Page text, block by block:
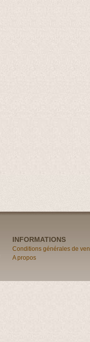
INFORMATIONS
Conditions générales de
A propos